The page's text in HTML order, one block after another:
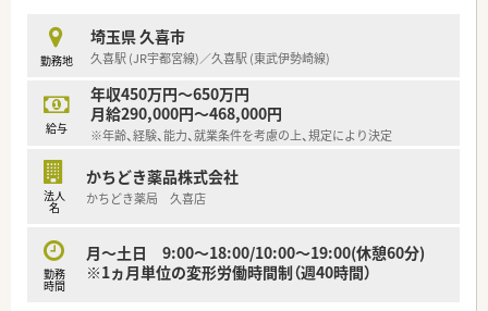
■認定薬剤師資格取得のための「e-ラーニング補助」もしていま
す。
■年間休日120日以上でワークライフバランスも整っています。
■勤続5年ごとに公休として「リフレッシュ休暇」が5日間付与さ
れます。
■5年に1度の頻度で社員旅行に行っており、社員間の交流を図
るイベントも開催しています。
勤務地
埼玉県 久喜市
久喜駅 (JR宇都宮線)／久喜駅 (東武伊勢崎線)
給与
年収450万円～650万円
月給290,000円～468,000円
※年齢、経験、能力、就業条件を考慮の上、規定により決定
法人
名
かちどき薬品株式会社
かちどき薬局 久喜店
勤務
時間
月～土日 9:00～18:00/10:00～19:00(休憩60分)
※1ヵ月単位の変形労働時間制（週40時間）